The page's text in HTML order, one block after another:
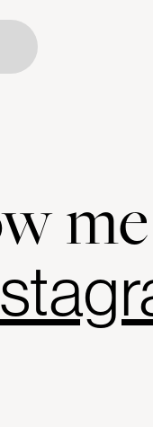
me